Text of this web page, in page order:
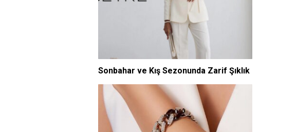
Sonbahar ve Kış Sezonunda Zarif Şıklık